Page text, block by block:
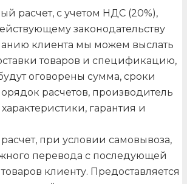
расчет, с учетом НДС (20%),
законодательству
клиента мы можем выслать
товаров и спецификацию,
оговорены сумма, сроки
расчетов, производитель
характеристики, гарантия и
при условии самовывоза,
перевода с последующей
клиенту. Предоставляется